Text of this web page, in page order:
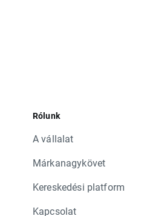
Rólunk
A vállalat
Márkanagykövet
Kereskedési platform
Kapcsolat